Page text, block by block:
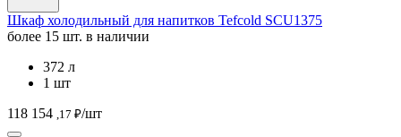
Шкаф холодильный для напитков Tefcold SCU1375
более 15 шт. в наличии
372 л
1 шт
118 154 ,17 ₽/шт